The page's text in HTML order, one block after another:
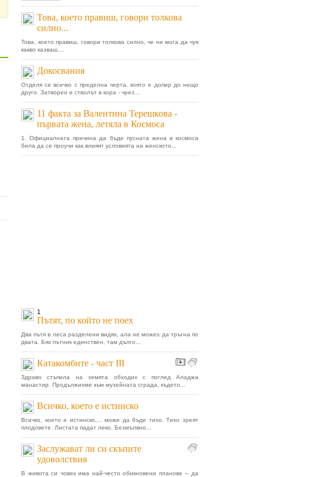
Това, което правиш, говори толкова
силно...
Това, което правиш, говори толкова силно, че не мога да чуя
какво казваш....
Докосвания
Отделя се всичко с пределна черта, която е допир до нещо
друго. Затворен е стволът в кора - чрез...
11 факта за Валентина Терешкова -
първата жена, летяла в Космоса
1. Официалната причина да бъде пусната жена в космоса
била да се проучи как влияят условията на женското...
1
Пътят, по който не поех
Два пътя в леса разделени видях, ала не можех да тръгна по
двата. Бях пътник единствен, там дълго...
Катакомбите - част III
Здраво стъпилa на земята обходих с поглед Аладжа
манастир. Продължихме към музейната сграда, където...
Всичко, което е истинско
Всичко, което е истинско,... може да бъде тихо. Тихо зреят
плодовете. Листата падат леко. Безмълвно...
Заслужават ли си скъпите
удоволствия
В живота си човек има най-често обикновени планове – да